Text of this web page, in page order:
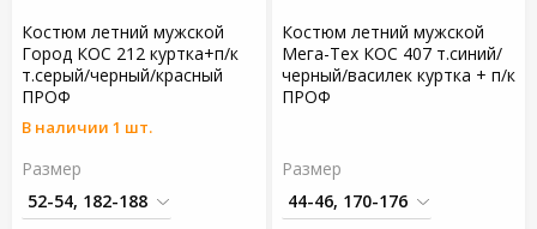
Костюм летний мужской
Город КОС 212 куртка+п/к
т.серый/черный/красный
ПРОФ
В наличии 1 шт.
Размер
Костюм летний мужской
Мега-Тех КОС 407 т.синий/
черный/василек куртка + п/к
ПРОФ
Размер